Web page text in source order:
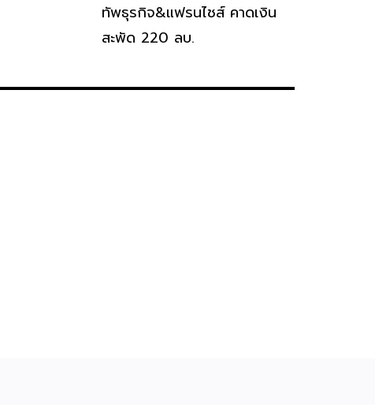
ทัพธุรกิจ&แฟรนไชส์ คาดเงิน
สะพัด 220 ลบ.